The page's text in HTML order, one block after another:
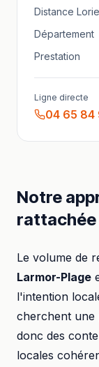
Distance
Département
Prestation
Ligne directe
04 65 84
Notre
rattachée
Le volume de
Larmor-Plage
l'intention
cherchent une
donc des
locales